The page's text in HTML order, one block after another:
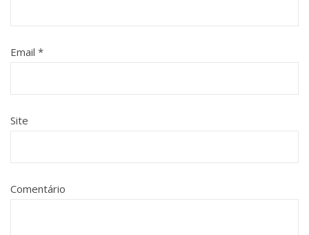
Email *
Site
Comentário